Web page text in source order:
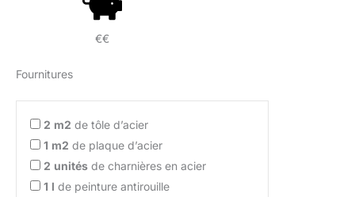
€€
Fournitures
2 m2 de tôle d’acier
1 m2 de plaque d’acier
2 unités de charnières en acier
1 l de peinture antirouille